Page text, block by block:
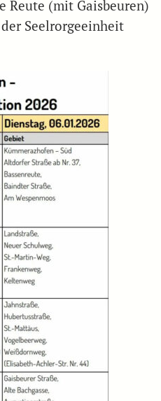
Reute (mit Gaisbeuren)
Seelrorgeeinheit